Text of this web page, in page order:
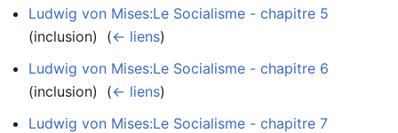
Ludwig von Mises:Le Socialisme - chapitre 5
(inclusion) ‎ (← liens)
Ludwig von Mises:Le Socialisme - chapitre 6
(inclusion) ‎ (← liens)
Ludwig von Mises:Le Socialisme - chapitre 7